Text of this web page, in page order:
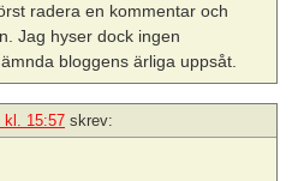
radera en kommentar och
Jag hyser dock ingen
bloggens ärliga uppsåt.
kl. 15:57 skrev: